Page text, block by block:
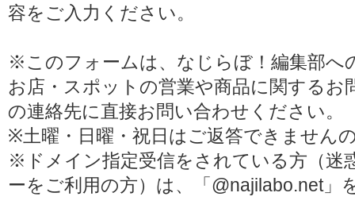
容をご入力ください。
※このフォームは、なじらぼ！編集部へ
お店・スポットの営業や商品に関する
の連絡先に直接お問い合わせください。
※土曜・日曜・祝日はご返答できません
※ドメイン指定受信をされている方（迷
ーをご利用の方）は、「@najilabo.net」